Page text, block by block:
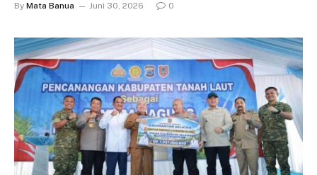
By Mata Banua Juni 30, 2026 0